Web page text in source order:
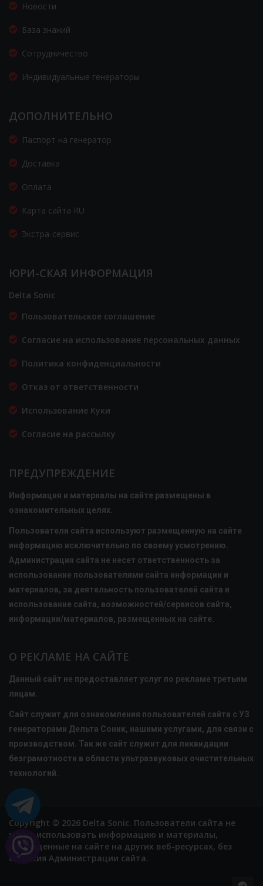
Новости
База знаний
Сотрудничество
Индивидуальные генераторы
ДОПОЛНИТЕЛЬНО
Паспорт на генератор
Доставка
Оплата
Карта сайта RU
Экстра-сервис
ЮРИ-СКАЯ ИНФОРМАЦИЯ
Delta Sonic
Пользовательское соглашение
Согласие на использование персональных данных
Политика конфиденциальности
Отказ от ответственности
Использование Куки
Согласие на рассылку
ПРЕДУПРЕЖДЕНИЕ
Информация и материалы на сайте размещены в
ознакомительных целях.
Пользователи сайта используют размещенную на сайте
информацию исключительно по своему усмотрению.
Администрация сайта не несет ответственность за
использование пользователями сайта информации и
материалов, за деятельность пользователей сайта и
использование сайта, возможностей/сервисов сайта,
информации/материалов, размещенных на сайте.
О РЕКЛАМЕ НА САЙТЕ
Данный сайт не предоставляет услуг по рекламе третьим
лицам.
Сайт служит для ознакомления пользователей сайта с УЗ
генераторами Дельта Соник, нашими услугами, для связи с
производством. Так же сайт служит для ликвидации
безграмотности в области ультразвуковых очистительных
технологий.
Copyright © 2026 Delta Sonic. Пользователи сайта не
могут использовать информацию и материалы,
размещенные на сайте на других веб-ресурсах, без
согласия Администрации сайта.